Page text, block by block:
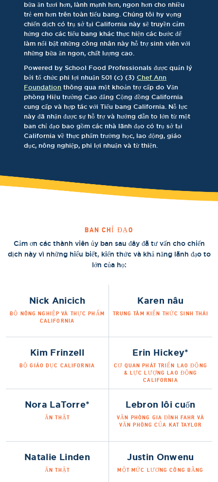
bữa ăn tươi hơn, lành mạnh hơn, ngon hơn cho nhiều
trẻ em hơn trên toàn tiểu bang. Chúng tôi hy vọng
chiến dịch có trụ sở tại California này sẽ truyền cảm
hứng cho các tiểu bang khác thực hiện các bước để
làm nổi bật những công nhân này hỗ trợ sinh viên với
những bữa ăn ngon, chất lượng cao.
Powered by School Food Professionals được quản lý
bởi tổ chức phi lợi nhuận 501 (c) (3)Chef Ann
Foundation thông qua một khoản trợ cấp do Văn
phòng Hiệu trưởng Cao đẳng Cộng đồng California
cung cấp và hợp tác với Tiểu bang California. Nỗ lực
này đã nhận được sự hỗ trợ và hướng dẫn to lớn từ một
ban chỉ đạo bao gồm các nhà lãnh đạo có trụ sở tại
California về thực phẩm trường học, lao động, giáo
dục, nông nghiệp, phi lợi nhuận và từ thiện.
BAN CHỈ ĐẠO
Cảm ơn các thành viên ủy ban sau đây đã tư vấn cho chiến
dịch này vì những hiểu biết, kiến thức và khả năng lãnh đạo to
lớn của họ:
Nick Anicich
BỘ NÔNG NGHIỆP VÀ THỰC PHẨM
CALIFORNIA
Karen nâu
TRUNG TÂM KIẾN THỨC SINH THÁI
Kim Frinzell
BỘ GIÁO DỤC CALIFORNIA
Erin Hickey*
CƠ QUAN PHÁT TRIỂN LAO ĐỘNG
& LỰC LƯỢNG LAO ĐỘNG
CALIFORNIA
Nora LaTorre*
ĂN THẬT
Lebron lôi cuốn
VĂN PHÒNG GIA ĐÌNH FAHR VÀ
VĂN PHÒNG CỦA KAT TAYLOR
Natalie Linden
ĂN THẬT
Justin Onwenu
MỘT MỨC LƯƠNG CÔNG BẰNG